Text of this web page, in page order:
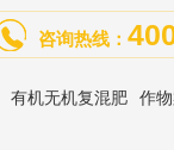
咨询热线：
有机无机复混肥 作